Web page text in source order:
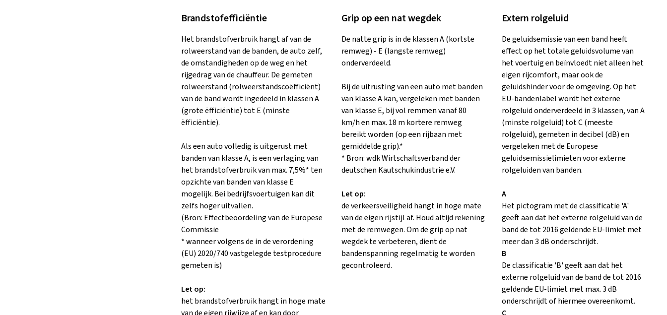
Brandstofefficiëntie
Het brandstofverbruik hangt af van de
rolweerstand van de banden, de auto zelf,
de omstandigheden op de weg en het
rijgedrag van de chauffeur. De gemeten
rolweerstand (rolweerstandscoëfficiënt)
van de band wordt ingedeeld in klassen A
(grote ëfficiëntie) tot E (minste
ëfficiëntie).
Als een auto volledig is uitgerust met
banden van klasse A, is een verlaging van
het brandstofverbruik van max. 7,5%* ten
opzichte van banden van klasse E
mogelijk. Bei bedrijfsvoertuigen kan dit
zelfs hoger uitvallen.
(Bron: Effectbeoordeling van de Europese
Commissie
* wanneer volgens de in de verordening
(EU) 2020/740 vastgelegde testprocedure
gemeten is)
Let op:
het brandstofverbruik hangt in hoge mate
Grip op een nat wegdek
De natte grip is in de klassen A (kortste
remweg) - E (langste remweg)
onderverdeeld.
Bij de uitrusting van een auto met banden
van klasse A kan, vergeleken met banden
van klasse E, bij vol remmen vanaf 80
km/h en max. 18 m kortere remweg
bereikt worden (op een rijbaan met
gemiddelde grip).*
* Bron: wdk Wirtschaftsverband der
deutschen Kautschukindustrie e.V.
Let op:
de verkeersveiligheid hangt in hoge mate
van de eigen rijstijl af. Houd altijd rekening
met de remwegen. Om de grip op nat
wegdek te verbeteren, dient de
bandenspanning regelmatig te worden
gecontroleerd.
Extern rolgeluid
De geluidsemissie van een band heeft
effect op het totale geluidsvolume van
het voertuig en beïnvloedt niet alleen het
eigen rijcomfort, maar ook de
geluidshinder voor de omgeving. Op het
EU-bandenlabel wordt het externe
rolgeluid onderverdeeld in 3 klassen, van A
(minste rolgeluid) tot C (meeste
rolgeluid), gemeten in decibel (dB) en
vergeleken met de Europese
geluidsemissielimieten voor externe
rolgeluiden van banden.
A
Het pictogram met de classificatie 'A'
geeft aan dat het externe rolgeluid van de
band de tot 2016 geldende EU-limiet met
meer dan 3 dB onderschrijdt.
B
De classificatie 'B' geeft aan dat het
externe rolgeluid van de band de tot 2016
geldende EU-limiet met max. 3 dB
onderschrijdt of hiermee overeenkomt.